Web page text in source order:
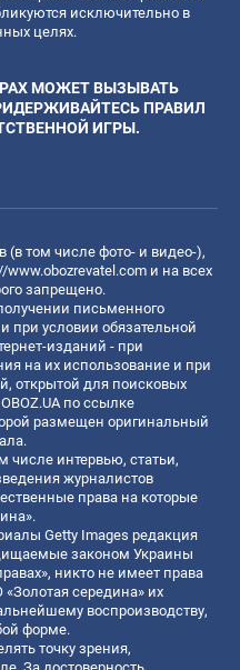
исключительно в
целях.
МОЖЕТ ВЫЗЫВАТЬ
ПРАВИЛ
ИГРЫ.
том числе фото- и видео-),
www.obozrevatel.com и на всех
запрещено.
письменного
при условии обязательной
изданий - при
на их использование и при
открытой для поисковых
по ссылке
размещен оригинальный
числе интервью, статьи,
журналистов
права на которые
Getty Images редакция
законом Украины
никто не имеет права
середина» их
воспроизводству,
форме.
точку зрения,